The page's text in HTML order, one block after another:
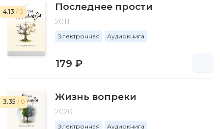
4.13 / 0 Последнее прости
2011
Электронная Аудиокнига
179 ₽
3.35 / 0 Жизнь вопреки
2020
Электронная Аудиокнига